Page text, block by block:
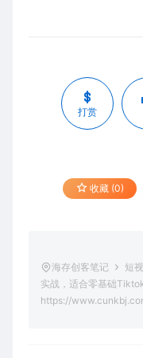
打赏
收藏 (0)
海存创客笔记 短
实战，适合零基础
https://